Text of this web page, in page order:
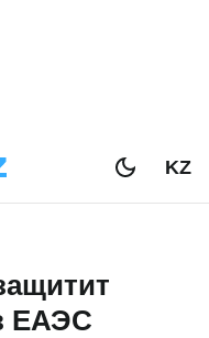
KZ
ЕАЭС